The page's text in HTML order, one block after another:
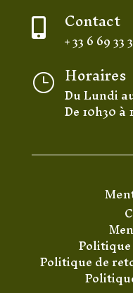
 Contact
+ 33 6 69 33
} Horaires
Du Lundi
De 10h30 à
Politique de